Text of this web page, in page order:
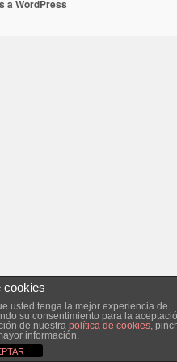
a WordPress
cookies
usted tenga la mejor experiencia de
su consentimiento para la
de nuestra política de cookies,
información.